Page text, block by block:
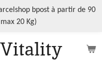
bpost à partir de 90
20 Kg)